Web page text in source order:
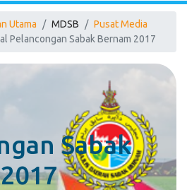
Utama MDSB
Pusat Media
Pelancongan Sabak Bernam 2017
Sabak